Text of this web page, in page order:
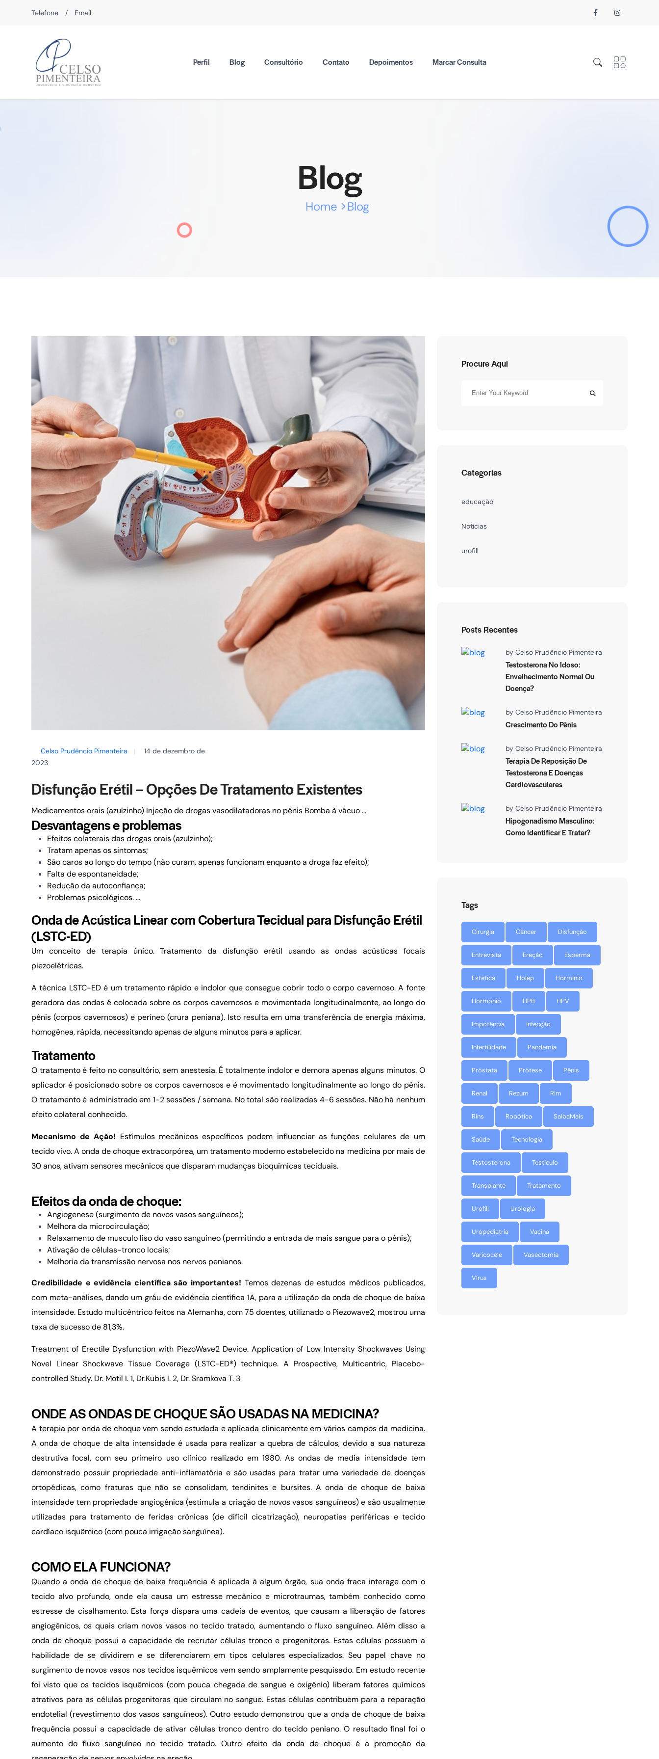
Telefone / Email
Perfil Blog Consultório Contato Depoimentos Marcar Consulta
Blog
Home Blog
Celso Prudêncio Pimenteira
14 de dezembro de
2023
Disfunção Erétil – Opções De Tratamento Existentes
Medicamentos orais (azulzinho) Injeção de drogas vasodilatadoras no pênis Bomba à vácuo…
Desvantagens e problemas
Efeitos colaterais das drogas orais (azulzinho);
Tratam apenas os sintomas;
São caros ao longo do tempo (não curam, apenas funcionam enquanto a droga faz efeito);
Falta de espontaneidade;
Redução da autoconfiança;
Problemas psicológicos.…
Onda de Acústica Linear com Cobertura Tecidual para Disfunção Erétil
(LSTC-ED)
Um conceito de terapia único.Tratamento da disfunção erétil usando as ondas acústicas focais
piezoelétricas.
A técnica LSTC-ED é um tratamento rápido e indolor que consegue cobrir todo o corpo cavernoso. A fonte
geradora das ondas é colocada sobre os corpos cavernosos e movimentada longitudinalmente, ao longo do
pênis (corpos cavernosos) e períneo (crura peniana). Isto resulta em uma transferência de energia máxima,
homogênea, rápida, necessitando apenas de alguns minutos para a aplicar.
Tratamento
O tratamento é feito no consultório, sem anestesia. É totalmente indolor e demora apenas alguns minutos. O
aplicador é posicionado sobre os corpos cavernosos e é movimentado longitudinalmente ao longo do pênis.
O tratamento é administrado em 1-2 sessões / semana. No total são realizadas 4-6 sessões. Não há nenhum
efeito colateral conhecido.
Mecanismo de Ação! Estímulos mecânicos específicos podem influenciar as funções celulares de um
tecido vivo. A onda de choque extracorpórea, um tratamento moderno estabelecido na medicina por mais de
30 anos, ativam sensores mecânicos que disparam mudanças bioquímicas teciduais.
Efeitos da onda de choque:
Angiogenese (surgimento de novos vasos sanguíneos);
Melhora da microcirculação;
Relaxamento de musculo liso do vaso sanguíneo (permitindo a entrada de mais sangue para o pênis);
Ativação de células-tronco locais;
Melhoria da transmissão nervosa nos nervos penianos.
Credibilidade e evidência científica são importantes! Temos dezenas de estudos médicos publicados,
com meta-análises, dando um gráu de evidência científica 1A, para a utilização da onda de choque de baixa
intensidade. Estudo multicêntrico feitos na Alemanha, com 75 doentes, utiliznado o Piezowave2, mostrou uma
taxa de sucesso de 81,3%.
Treatment of Erectile Dysfunction with PiezoWave2 Device. Application of Low Intensity Shockwaves Using
Novel Linear Shockwave Tissue Coverage (LSTC-ED®) technique. A Prospective, Multicentric, Placebo-
controlled Study. Dr. Motil I. 1, Dr.Kubis I. 2, Dr. Sramkova T. 3
ONDE AS ONDAS DE CHOQUE SÃO USADAS NA MEDICINA?
A terapia por onda de choque vem sendo estudada e aplicada clinicamente em vários campos da medicina.
A onda de choque de alta intensidade é usada para realizar a quebra de cálculos, devido a sua natureza
destrutiva focal, com seu primeiro uso clínico realizado em 1980. As ondas de media intensidade tem
demonstrado possuir propriedade anti-inflamatória e são usadas para tratar uma variedade de doenças
ortopédicas, como fraturas que não se consolidam, tendinites e bursites. A onda de choque de baixa
intensidade tem propriedade angiogênica (estimula a criação de novos vasos sanguíneos) e são usualmente
utilizadas para tratamento de feridas crônicas (de difícil cicatrização), neuropatias periféricas e tecido
cardíaco isquêmico (com pouca irrigação sanguínea).
COMO ELA FUNCIONA?
Quando a onda de choque de baixa frequência é aplicada à algum órgão, sua onda fraca interage com o
tecido alvo profundo, onde ela causa um estresse mecânico e microtraumas, também conhecido como
estresse de cisalhamento. Esta força dispara uma cadeia de eventos, que causam a liberação de fatores
angiogênicos, os quais criam novos vasos no tecido tratado, aumentando o fluxo sanguíneo. Além disso a
onda de choque possui a capacidade de recrutar células tronco e progenitoras. Estas células possuem a
habilidade de se dividirem e se diferenciarem em tipos celulares especializados. Seu papel chave no
surgimento de novos vasos nos tecidos isquêmicos vem sendo amplamente pesquisado. Em estudo recente
foi visto que os tecidos isquêmicos (com pouca chegada de sangue e oxigênio) liberam fatores químicos
atrativos para as células progenitoras que circulam no sangue. Estas células contribuem para a reparação
endotelial (revestimento dos vasos sanguíneos). Outro estudo demonstrou que a onda de choque de baixa
frequência possui a capacidade de ativar células tronco dentro do tecido peniano. O resultado final foi o
aumento do fluxo sanguíneo no tecido tratado. Outro efeito da onda de choque é a promoção da
Procure Aqui
Categorias
educação
Notícias
urofill
Posts Recentes
by Celso Prudêncio Pimenteira
Testosterona No Idoso:
Envelhecimento Normal Ou
Doença?
by Celso Prudêncio Pimenteira
Crescimento Do Pênis
by Celso Prudêncio Pimenteira
Terapia De Reposição De
Testosterona E Doenças
Cardiovasculares
by Celso Prudêncio Pimenteira
Hipogonadismo Masculino:
Como Identificar E Tratar?
Tags
Cirurgia Câncer Disfunção
Entrevista Ereção Esperma
Estetica Holep Horminio
Hormonio HPB HPV
Impotência Infecção
Infertilidade Pandemia
Próstata Prótese Pênis
Renal Rezum Rim
Rins Robótica SaibaMais
Saúde Tecnologia
Testosterona Testículo
Transplante Tratamento
Urofill Urologia
Uropediatria Vacina
Varicocele Vasectomia
Vírus